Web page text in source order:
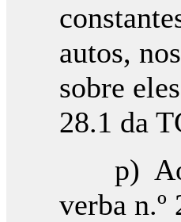
autos,
sobre
28.1 da
p) Ao
verba n.º